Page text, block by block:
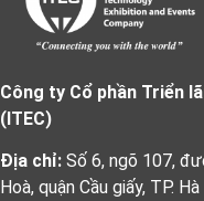
Công ty Cổ phần Triển
(ITEC)
Địa chỉ: Số 6, ngõ 107,
Hoà, quận Cầu giấy, TP.